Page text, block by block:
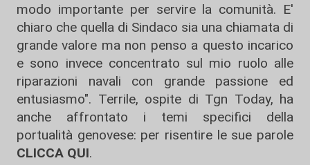
modo importante per servire la comunità. E'
chiaro che quella di Sindaco sia una chiamata di
grande valore ma non penso a questo incarico
e sono invece concentrato sul mio ruolo alle
riparazioni navali con grande passione ed
entusiasmo". Terrile, ospite di Tgn Today, ha
anche affrontato i temi specifici della
portualità genovese: per risentire le sue parole
CLICCA QUI.